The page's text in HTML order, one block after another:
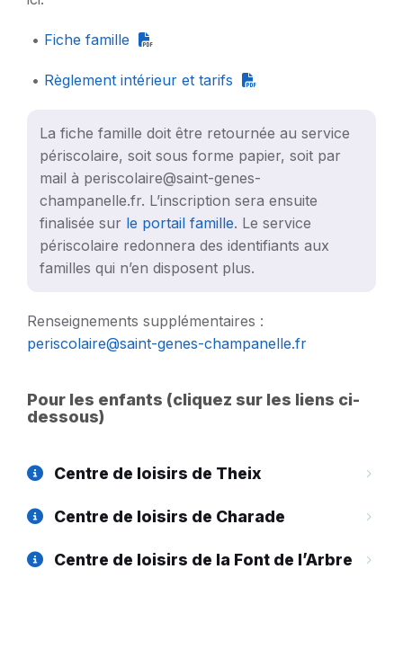
• Fiche famille
• Règlement intérieur et tarifs
La fiche famille doit être retournée au service
périscolaire, soit sous forme papier, soit par
mail à periscolaire@saint-genes-
champanelle.fr. L’inscription sera ensuite
finalisée sur le portail famille. Le service
périscolaire redonnera des identifiants aux
familles qui n’en disposent plus.
Renseignements supplémentaires :
periscolaire@saint-genes-champanelle.fr
Pour les enfants (cliquez sur les liens ci-
dessous)
Centre de loisirs de Theix
Centre de loisirs de Charade
Centre de loisirs de la Font de l’Arbre